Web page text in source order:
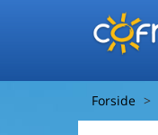
Forside